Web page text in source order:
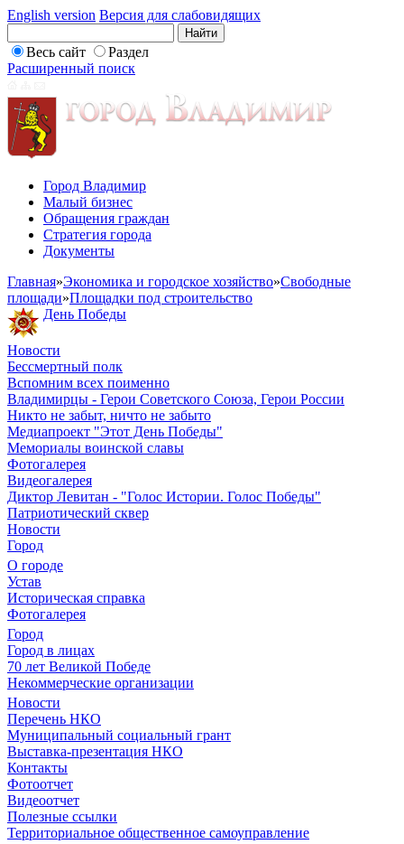
English version Версия для слабовидящих
Весь сайт
Раздел
Расширенный поиск
Город Владимир
Малый бизнес
Обращения граждан
Стратегия города
Документы
Главная»Экономика и городское хозяйство»Свободные
площади»Площадки под строительство
День Победы
Новости
Бессмертный полк
Вспомним всех поименно
Владимирцы - Герои Советского Союза, Герои России
Никто не забыт, ничто не забыто
Медиапроект "Этот День Победы"
Мемориалы воинской славы
Фотогалерея
Видеогалерея
Диктор Левитан - "Голос Истории. Голос Победы"
Патриотический сквер
Новости
Город
О городе
Устав
Историческая справка
Фотогалерея
Город
Город в лицах
70 лет Великой Победе
Некоммерческие организации
Новости
Перечень НКО
Муниципальный социальный грант
Выставка-презентация НКО
Контакты
Фотоотчет
Видеоотчет
Полезные ссылки
Территориальное общественное самоуправление